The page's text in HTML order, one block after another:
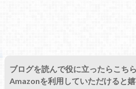
ブログを読んで役に立ったらこち
Amazonを利用していただけると嬉